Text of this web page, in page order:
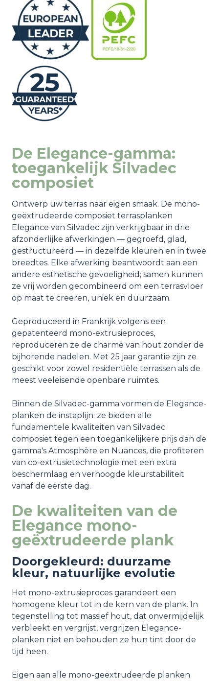
De Elegance-gamma:
toegankelijk Silvadec
composiet
Ontwerp uw terras naar eigen smaak. De mono-
geëxtrudeerde composiet terrasplanken
Elegance van Silvadec zijn verkrijgbaar in drie
afzonderlijke afwerkingen — gegroefd, glad,
gestructureerd — in dezelfde kleuren en in twee
breedtes. Elke afwerking beantwoordt aan een
andere esthetische gevoeligheid; samen kunnen
ze vrij worden gecombineerd om een terrasvloer
op maat te creëren, uniek en duurzaam.
Geproduceerd in Frankrijk volgens een
gepatenteerd mono-extrusieproces,
reproduceren ze de charme van hout zonder de
bijhorende nadelen. Met 25 jaar garantie zijn ze
geschikt voor zowel residentiële terrassen als de
meest veeleisende openbare ruimtes.
Binnen de Silvadec-gamma vormen de Elegance-
planken de instaplijn: ze bieden alle
fundamentele kwaliteiten van Silvadec
composiet tegen een toegankelijkere prijs dan de
gamma's Atmosphère en Nuances, die profiteren
van co-extrusietechnologie met een extra
beschermlaag en verhoogde kleurstabiliteit
vanaf de eerste dag.
De kwaliteiten van de
Elegance mono-
geëxtrudeerde plank
Doorgekleurd: duurzame
kleur, natuurlijke evolutie
Het mono-extrusieproces garandeert een
homogene kleur tot in de kern van de plank. In
tegenstelling tot massief hout, dat onvermijdelijk
verbleekt en vergrijst, vergrijzen Elegance-
planken niet en behouden ze hun tint door de
tijd heen.
Eigen aan alle mono-geëxtrudeerde planken